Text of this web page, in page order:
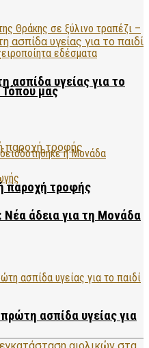
μας
άδεια για τη Μονάδα
ασπίδα υγείας για
ασπίδα υγείας για το
παροχή τροφής